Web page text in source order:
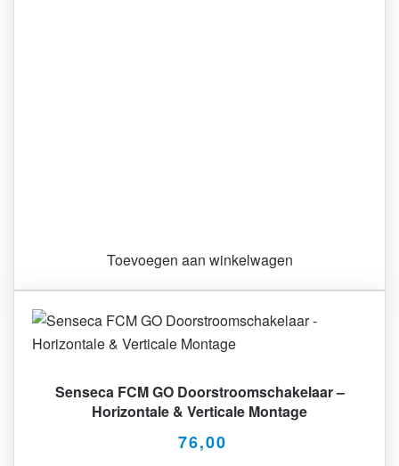
Toevoegen aan winkelwagen
Senseca FCM GO Doorstroomschakelaar –
Horizontale & Verticale Montage
76,00